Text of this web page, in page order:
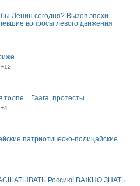
Ленин сегодня? Вызов эпохи.
вопросы левого движения
+12
толпе... Гаага, протесты
+4
патриотическо-полицайские
Россию! ВАЖНО ЗНАТЬ